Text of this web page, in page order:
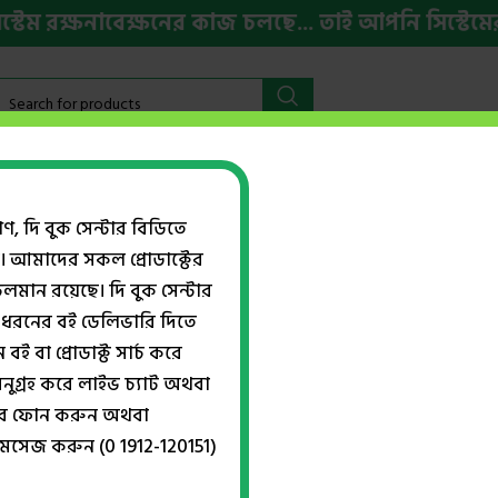
কাজ চলছে... তাই আপনি সিস্টেমের
বইমেলা ২০২৬ HSC ও ভর্তি প্রস্তুতি
দ্যা এশিয়ান রেনেসাঁস
দি বুক সেন্টার বিডিতে
আমাদের সকল প্রোডাক্টের
রয়েছে। দি বুক সেন্টার
বই ডেলিভারি দিতে
বা প্রোডাক্ট সার্চ করে
করে লাইভ চ্যাট অথবা
ফোন করুন অথবা
করুন (0 1912-120151)